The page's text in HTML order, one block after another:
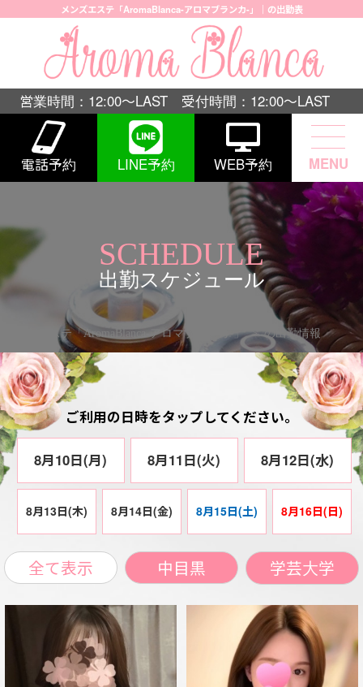
メンズエステ「AromaBlanca-アロマブランカ-」｜の出勤表
営業時間：12:00〜LAST 受付時間：12:00〜LAST
電話予約 LINE予約 WEB予約 MENU
SCHEDULE
メンズエステ「AromaBlanca-アロマブランカ-」
ご利用の日時をタップしてください。
8月10日(月) 8月11日(火)
8月13日(木) 8月14日(金)
全て表示
いおり(23)
T152 B91(F) W62 H90
中目黒ルーム
るん(27)
T165 B92(G) W58 H89
学芸大学ルーム